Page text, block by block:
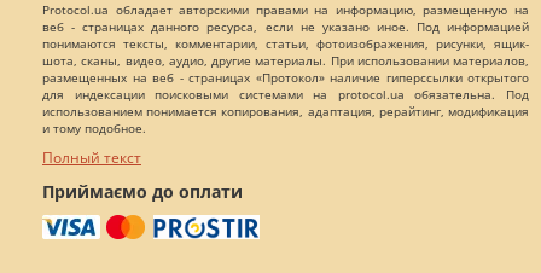
Protocol.ua обладает авторскими правами на информацию, размещенную на
веб - страницах данного ресурса, если не указано иное. Под информацией
понимаются тексты, комментарии, статьи, фотоизображения, рисунки, ящик-
шота, сканы, видео, аудио, другие материалы. При использовании материалов,
размещенных на веб - страницах «Протокол» наличие гиперссылки открытого
для индексации поисковыми системами на protocol.ua обязательна. Под
использованием понимается копирования, адаптация, рерайтинг, модификация
и тому подобное.
Полный текст
Приймаємо до оплати